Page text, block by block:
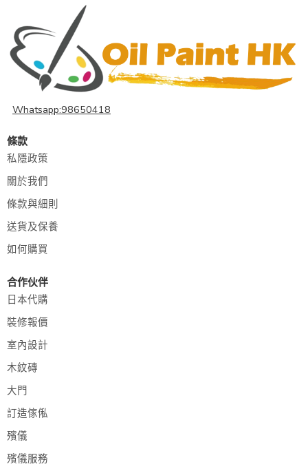
Whatsapp:98650418
條款
私隱政策
關於我們
條款與細則
送貨及保養
如何購買
合作伙伴
日本代購
裝修報價
室內設計
木紋磚
大門
訂造傢俬
殯儀
殯儀服務